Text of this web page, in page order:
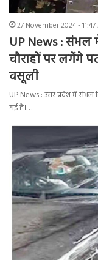
27 November 2024 -
UP News : संभल
चौराहों पर लगेंगे
वसूली
UP News : उत्तर प्रदेश में
गई है।…